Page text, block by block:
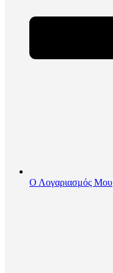
Ο Λογαριασμός Μου